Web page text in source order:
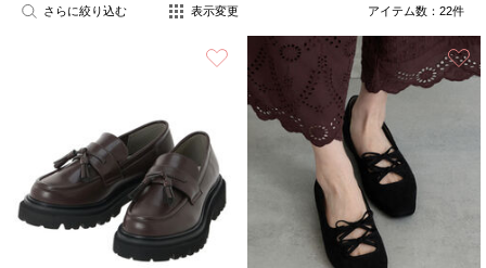
さらに絞り込む 表示変更 アイテム数： 22件
お気に入り